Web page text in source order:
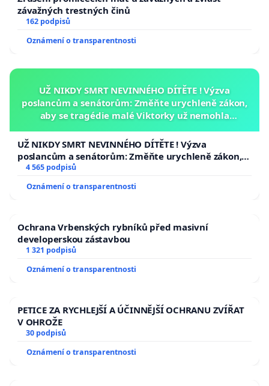
závažných trestných činů
162 podpisů
Oznámení o transparentnosti
UŽ NIKDY SMRT NEVINNÉHO DÍTĚTE ! Výzva
poslancům a senátorům: Změňte urychleně zákon,
aby se tragédie malé Viktorky už nemohla
UŽ NIKDY SMRT NEVINNÉHO DÍTĚTE ! Výzva
poslancům a senátorům: Změňte urychleně zákon,
aby se tragédie malé Viktorky už nemohla opakovat!
4 565 podpisů
Oznámení o transparentnosti
Ochrana Vrbenských rybníků před masivní
developerskou zástavbou
1 321 podpisů
Oznámení o transparentnosti
PETICE ZA RYCHLEJŠÍ A ÚČINNĚJŠÍ OCHRANU ZVÍŘAT
V OHROŽE
30 podpisů
Oznámení o transparentnosti